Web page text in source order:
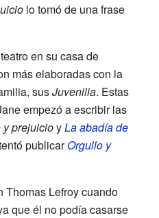
lo tomó de una frase
en su casa de
más elaboradas con la
susJuvenilia. Estas
empezó a escribir las
y prejuicioyLa abadía de
publicarOrgullo y
Thomas Lefroy cuando
que él no podía casarse